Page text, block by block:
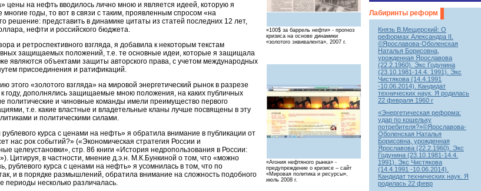
«100$ за баррель нефти» - прогноз
кризиса на основе динамики
«золотого эквивалента», 2007 г.
«Агония нефтяного рынка» -
предупреждение о кризисе – сайт
«Мировая политика и ресурсы»,
июль 2008 г.
цены на нефть вводилось лично мною и является идеей, которую я
годы, то вот в связи с таким, проявленным спросом «на
решение: представить в динамике цитаты из статей последних 12 лет,
нефти и российского бюджета.
и ретроспективного взгляда, я добавила к некоторым текстам
защищаемых положений, т.е. те основные идеи, которые я защищала
являются объектами защиты авторского права, с учетом международных
присоединения и ратификаций.
этого «золотого взгляда» на мировой энергетический рынок в разрезе
к году, дополнялись защищаемые мною положения, на каких публичных
политические и чиновные команды имели преимущество первого
т.е. какие властные и владетельные кланы лучше посвящены в эту
и политическими силами.
курса с ценами на нефть» я обратила внимание в публикации от
нас рок событий?» («Экономическая стратегия России и
целеустановки», стр. 86 книги «История недропользования в России:
Цитируя, в частности, мнение д.э.н. М.К.Бункиной о том, что «можно
рублевого курса с ценами на нефть» я усомнилась в том, что по
и в порядке размышлений, обратила внимание на сложность подобного
периоды несколько различалась.
Лабиринты реформ
Князь В.Мещерский: О
реформах Александра II.
©Ярославова-Оболенская
Наталья Борисовна,
урожденная Ярославова
(22.2.1960). Экс Годунина
(23.10.1981-14.4. 1991). Экс
Чистякова (14.4.1991
-10.06.2014). Кандидат
технических наук. Я родилась
22 февраля 1960 г
«Энергетическая реформа:
удар по кошельку
потребителя?»©Ярославова-
Оболенская Наталья
Борисовна, урожденная
Ярославова (22.2.1960). Экс
Годунина (23.10.1981-14.4.
1991). Экс Чистякова
(14.4.1991 -10.06.2014).
Кандидат технических наук. Я
родилась 22 февр